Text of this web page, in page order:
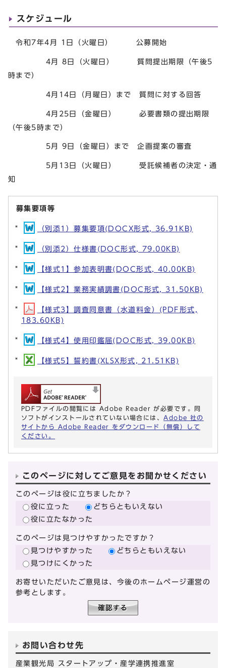
スケジュール
令和7年4月 1日（火曜日） 公募開始
4月 8日（火曜日） 質問提出期限（午後5
時まで）
4月14日（月曜日）まで 質問に対する回答
4月25日（金曜日） 必要書類の提出期限
（午後5時まで）
5月 9日（金曜日）まで 企画提案の審査
5月13日（火曜日） 受託候補者の決定・通
知
募集要項等
（別添1）募集要項(DOCX形式, 36.91KB)
（別添2）仕様書(DOC形式, 79.00KB)
【様式1】参加表明書(DOC形式, 40.00KB)
【様式2】業務実績調書(DOC形式, 31.50KB)
【様式3】調査同意書（水道料金）(PDF形式,
183.60KB)
【様式4】使用印鑑届(DOC形式, 39.00KB)
【様式5】誓約書(XLSX形式, 21.51KB)
PDFファイルの閲覧には Adobe Reader が必要です。同
ソフトがインストールされていない場合には、 Adobe 社の
サイトから Adobe Reader をダウンロード（無償）して
ください。
このページに対してご意見をお聞かせください
このページは役に立ちましたか？
役に立った
どちらともいえない
役に立たなかった
このページは見つけやすかったですか？
見つけやすかった
どちらともいえない
見つけにくかった
お寄せいただいたご意見は、今後のホームページ運営の
参考とします。
お問い合わせ先
産業観光局 スタートアップ・産学連携推進室